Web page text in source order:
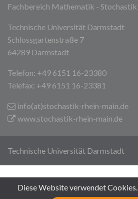
Fachbereich Mathematik - Stochastik
Technische Universität Darmstadt
Schlossgartenstraße 7
64289 Darmstadt
Telefon: +49 6151 16-23380
Telefax: +49 6151 16-23381
info(at)stochastik-rhein-main.de
www.stochastik-rhein-main.de
Technische Universität Darmstadt
Diese Website verwendet Cookies.